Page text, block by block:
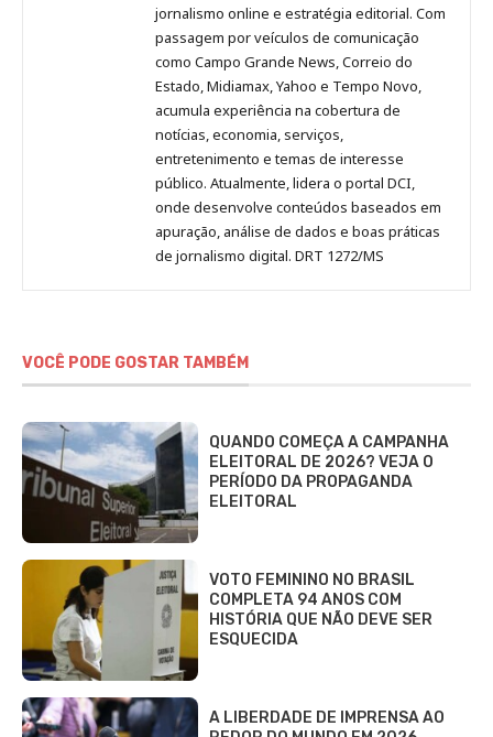
Pinterest
LinkedInInstagram
FacebookMalagolini
jornalismo online e estratégia editorial. Com
passagem por veículos de comunicação
como Campo Grande News, Correio do
Estado, Midiamax, Yahoo e Tempo Novo,
acumula experiência na cobertura de
notícias, economia, serviços,
entretenimento e temas de interesse
público. Atualmente, lidera o portal DCI,
onde desenvolve conteúdos baseados em
apuração, análise de dados e boas práticas
de jornalismo digital. DRT 1272/MS
VOCÊ PODE GOSTAR TAMBÉM
QUANDO COMEÇA A CAMPANHA
ELEITORAL DE 2026? VEJA O
PERÍODO DA PROPAGANDA
ELEITORAL
VOTO FEMININO NO BRASIL
COMPLETA 94 ANOS COM
HISTÓRIA QUE NÃO DEVE SER
ESQUECIDA
A LIBERDADE DE IMPRENSA AO